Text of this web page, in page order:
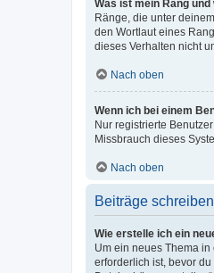
Was ist mein Rang
Ränge, die unter
den Wortlaut eines
dieses Verhalten nicht
Nach oben
Wenn ich bei einem
Nur registrierte
Missbrauch dieses
Nach oben
Beiträge schreiben
Wie erstelle ich ein
Um ein neues Thema in
erforderlich ist, bevor